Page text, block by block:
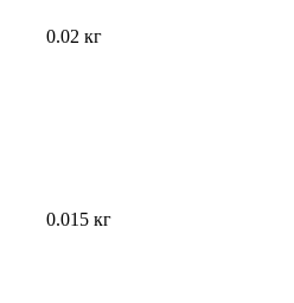
0.02 кг
0.015 кг